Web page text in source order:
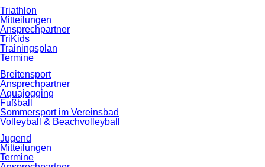
Triathlon
Mitteilungen
Ansprechpartner
TriKids
Trainingsplan
Termine
Breitensport
Ansprechpartner
Aquajogging
Fußball
Sommersport im Vereinsbad
Volleyball & Beachvolleyball
Jugend
Mitteilungen
Termine